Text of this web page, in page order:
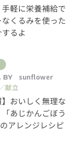
手軽に栄養補給で
くるみを使った
るよ
BY
sunflower
献立
】おいしく無理な
あじかんごぼう
アレンジレシピ